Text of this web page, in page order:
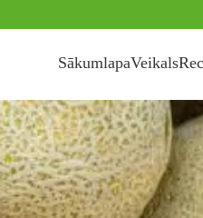
SākumlapaVeikals